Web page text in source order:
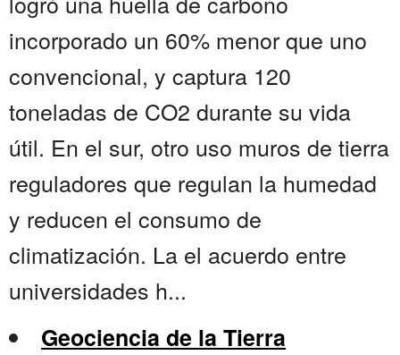
incorporado un 60% menor que uno
convencional, y captura 120
toneladas de CO2 durante su vida
útil. En el sur, otro uso muros de tierra
reguladores que regulan la humedad
y reducen el consumo de
climatización. La el acuerdo entre
universidades h...
Geociencia de la Tierra